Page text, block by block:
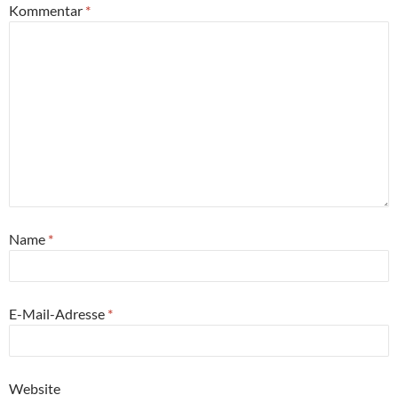
Kommentar *
Name *
E-Mail-Adresse *
Website